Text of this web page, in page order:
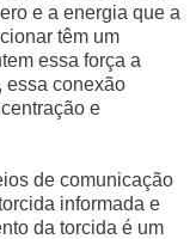
e a energia que a
têm um
essa força a
essa conexão
e
de comunicação
informada e
da torcida é um